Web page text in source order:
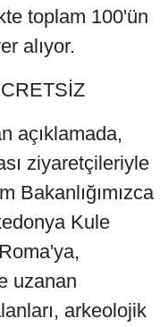
toplam 100'ün
alıyor.
açıklamada,
ziyaretçileriyle
Bakanlığımızca
Kule
uzanan
arkeolojik